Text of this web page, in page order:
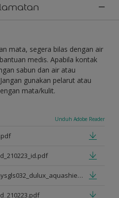
mata, segera bilas dengan air
medis. Apabila kontak
sabun dan air atau
gunakan pelarut atau
mata/kulit.
Unduh Adobe Reader
7191364597chm2502chysgls032_dulux_aquashield.pdf